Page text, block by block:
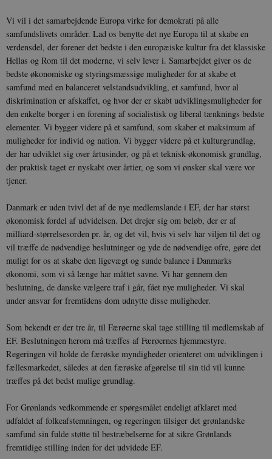
Vi vil i det samarbejdende Europa virke for demokrati på alle
samfundslivets områder. Lad os benytte det nye Europa til at skabe en
verdensdel, der forener det bedste i den europæiske kultur fra det klassiske
Hellas og Rom til det moderne, vi selv lever i. Samarbejdet giver os de
bedste økonomiske og styringsmæssige muligheder for at skabe et
samfund med en balanceret velstandsudvikling, et samfund, hvor al
diskrimination er afskaffet, og hvor der er skabt udviklingsmuligheder for
den enkelte borger i en forening af socialistisk og liberal tænknings bedste
elementer. Vi bygger videre på et samfund, som skaber et maksimum af
muligheder for individ og nation. Vi bygger videre på et kulturgrundlag,
der har udviklet sig over årtusinder, og på et teknisk-økonomisk grundlag,
der praktisk taget er nyskabt over årtier, og som vi ønsker skal være vor
tjener.
Danmark er uden tvivl det af de nye medlemslande i EF, der har størst
økonomisk fordel af udvidelsen. Det drejer sig om beløb, der er af
milliard-størrelsesorden pr. år, og det vil, hvis vi selv har viljen til det og
vil træffe de nødvendige beslutninger og yde de nødvendige ofre, gøre det
muligt for os at skabe den ligevægt og sunde balance i Danmarks
økonomi, som vi så længe har måttet savne. Vi har gennem den
beslutning, de danske vælgere traf i går, fået nye muligheder. Vi skal
under ansvar for fremtidens dom udnytte disse muligheder.
Som bekendt er der tre år, til Færøerne skal tage stilling til medlemskab af
EF. Beslutningen herom må træffes af Færøernes hjemmestyre.
Regeringen vil holde de færøske myndigheder orienteret om udviklingen i
fællesmarkedet, således at den færøske afgørelse til sin tid vil kunne
træffes på det bedst mulige grundlag.
For Grønlands vedkommende er spørgsmålet endeligt afklaret med
udfaldet af folkeafstemningen, og regeringen tilsiger det grønlandske
samfund sin fulde støtte til bestræbelserne for at sikre Grønlands
fremtidige stilling inden for det udvidede EF.